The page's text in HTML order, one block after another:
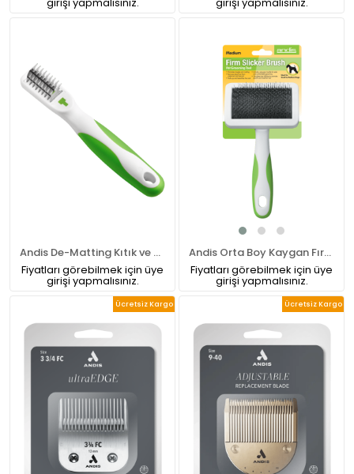
Andis De-Matting Kıtık ve Keçe Tarağı
Fiyatları görebilmek için üye
girişi yapmalısınız.
Andis Orta Boy Kaygan Fırça Medıum Firm Slicker Brush
Fiyatları görebilmek için üye
girişi yapmalısınız.
Ücretsiz Kargo Ücretsiz Kargo